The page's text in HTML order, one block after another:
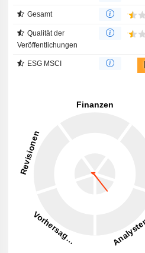
Gesamt
Qualität der
Veröffentlichungen
ESG MSCI